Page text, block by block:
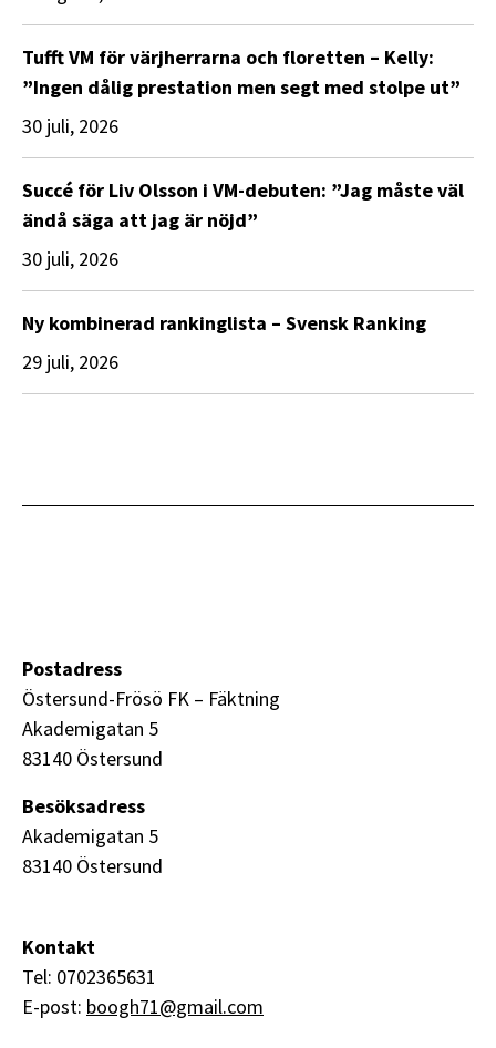
Tufft VM för värjherrarna och floretten – Kelly:
”Ingen dålig prestation men segt med stolpe ut”
30 juli, 2026
Succé för Liv Olsson i VM-debuten: ”Jag måste väl
ändå säga att jag är nöjd”
30 juli, 2026
Ny kombinerad rankinglista – Svensk Ranking
29 juli, 2026
Postadress
Östersund-Frösö FK – Fäktning
Akademigatan 5
83140 Östersund
Besöksadress
Akademigatan 5
83140 Östersund
Kontakt
Tel: 0702365631
E-post: boogh71@gmail.com